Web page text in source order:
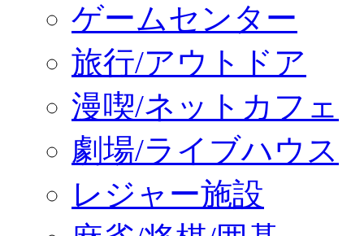
ゲームセンター
旅行/アウトドア
漫喫/ネットカフェ
劇場/ライブハウス
レジャー施設